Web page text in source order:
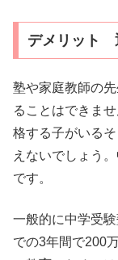
デメリット
塾や家庭教師の
ることはできま
格する子がいる
えないでしょう
です。
一般的に中学受
での3年間で200